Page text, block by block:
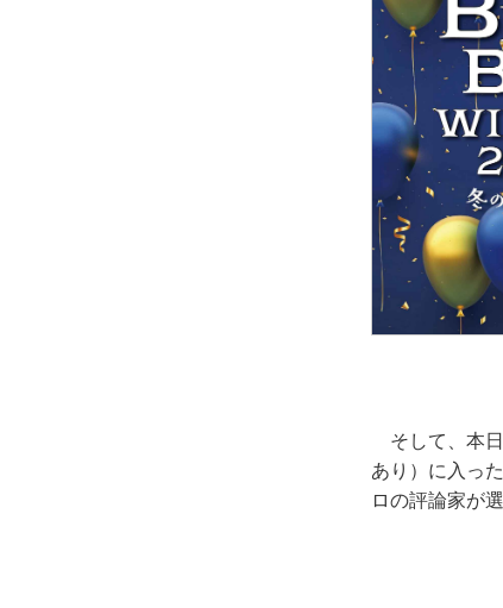
そして、本日
あり）に入っ
ロの評論家が